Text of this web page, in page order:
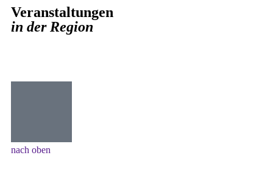
Veranstaltungen
in der Region
nach oben